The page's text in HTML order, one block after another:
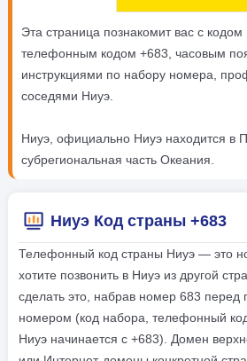
Эта страница познакомит вас с кодом
телефонным кодом +683, часовым
инструкциями по набору номера,
соседями Ниуэ.
Ниуэ, официально Ниуэ находится в
субрегиональная часть Океания.
Ниуэ Код страны +683
Телефонный код страны Ниуэ — это
хотите позвонить в Ниуэ из другой
сделать это, набрав номер 683
номером (код набора, телефонный
Ниуэ начинается с +683). Домен